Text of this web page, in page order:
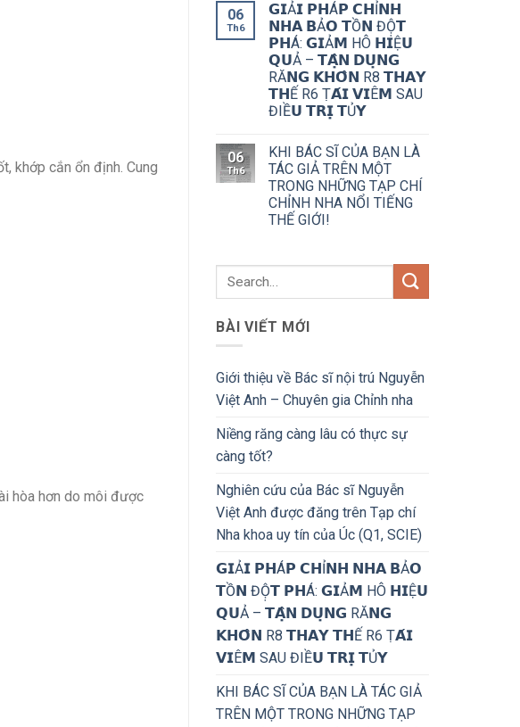
khớp cắn ổn định. Cung
hòa hơn do môi được
06
Th6
𝗚𝗜Ả𝗜 𝗣𝗛Á𝗣 𝗖𝗛Ỉ𝗡𝗛
𝗡𝗛𝗔 𝗕Ả𝗢 𝗧Ồ𝗡 ĐỘ̣𝗧
𝗣𝗛Á: 𝗚𝗜Ả𝗠 HÔ 𝗛𝗜Ệ𝗨
𝗤𝗨Ả – 𝗧𝗔̣̂𝗡 𝗗𝗨̣𝗡𝗚
RĂ𝗡𝗚 𝗞𝗛𝗢̂𝗡 R8 𝗧𝗛𝗔𝗬
𝗧𝗛Ế R6 Ṭ𝗔́𝗜 𝗩𝗜Ê𝗠 SAU
ĐIỀ𝗨 𝗧𝗥𝗜̣ 𝗧Ủ𝗬
06
Th6
KHI BÁC SĨ CỦA BẠN LÀ
TÁC GIẢ TRÊN MỘT
TRONG NHỮNG TẠP CHÍ
CHỈNH NHA NỔI TIẾNG
THẾ GIỚI!
BÀI VIẾT MỚI
Giới thiệu về Bác sĩ nội trú Nguyễn
Việt Anh – Chuyên gia Chỉnh nha
Niềng răng càng lâu có thực sự
càng tốt?
Nghiên cứu của Bác sĩ Nguyễn
Việt Anh được đăng trên Tạp chí
Nha khoa uy tín của Úc (Q1, SCIE)
𝗚𝗜Ả𝗜 𝗣𝗛Á𝗣 𝗖𝗛Ỉ𝗡𝗛 𝗡𝗛𝗔 𝗕Ả𝗢
𝗧Ồ𝗡 ĐỘ̣𝗧 𝗣𝗛Á: 𝗚𝗜Ả𝗠 HÔ 𝗛𝗜Ệ𝗨
𝗤𝗨Ả – 𝗧𝗔̣̂𝗡 𝗗𝗨̣𝗡𝗚 RĂ𝗡𝗚
𝗞𝗛𝗢̂𝗡 R8 𝗧𝗛𝗔𝗬 𝗧𝗛Ế R6 Ṭ𝗔́𝗜
𝗩𝗜Ê𝗠 SAU ĐIỀ𝗨 𝗧𝗥𝗜̣ 𝗧Ủ𝗬
KHI BÁC SĨ CỦA BẠN LÀ TÁC GIẢ
TRÊN MỘT TRONG NHỮNG TẠP